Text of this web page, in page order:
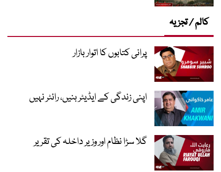
کالم / تجزیہ
پرانی کتابوں کا اتوار بازار
اپنی زندگی کے ایڈیٹر بنیں، رائٹر نہیں
گلا سڑا نظام اور وزیر داخلہ کی تقریر